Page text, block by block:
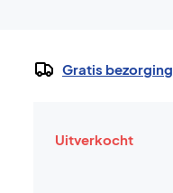
Gratis bezorging
Uitverkocht